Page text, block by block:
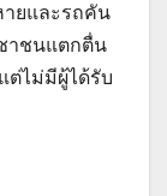
ยและรถคัน
าชนแตกตื่น
ต่ไม่มีผู้ได้รับ